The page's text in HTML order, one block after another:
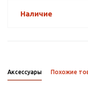
Наличие
Аксессуары Похожие